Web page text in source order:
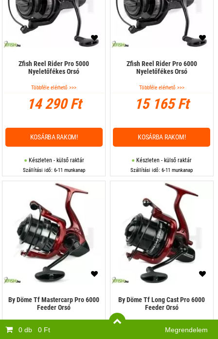
Zfish Reel Rider Pro 5000
Nyeletőfékes Orsó
Többféle elérhető >>>
14 290 Ft
Készleten - külső raktár
Szállítási idő: 6-11 munkanap
KOSÁRBA RAKOM!
Zfish Reel Rider Pro 6000
Nyeletőfékes Orsó
Többféle elérhető >>>
15 165 Ft
Készleten - külső raktár
Szállítási idő: 6-11 munkanap
KOSÁRBA RAKOM!
By Döme Tf Mastercarp Pro 6000
Feeder Orsó
By Döme Tf Long Cast Pro 6000
Feeder Orsó
0 db 0 Ft Megrendelem